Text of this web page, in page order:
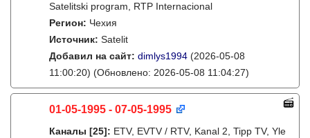
Satelitski program, RTP Internacional
Регион: Чехия
Источник: Satelit
Добавил на сайт: dimlys1994 (2026-05-08
11:00:20) (Обновлено: 2026-05-08 11:04:27)
01-05-1995 - 07-05-1995
Каналы [25]: ETV, EVTV / RTV, Kanal 2, Tipp TV, Yle